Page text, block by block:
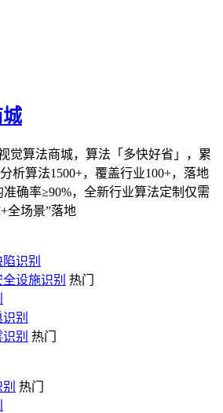
觉算法商城，算法「多快好省」，累
析算法1500+，覆盖行业100+，落地
准确率≥90%，全新行业算法定制仅需
全场景”落地
识别
设施识别 热门
别
别 热门
热门